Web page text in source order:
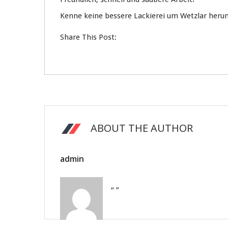
Kenne keine bessere Lackierei um Wetzlar
Share This Post:
ABOUT THE AUTHOR
admin
“ ”